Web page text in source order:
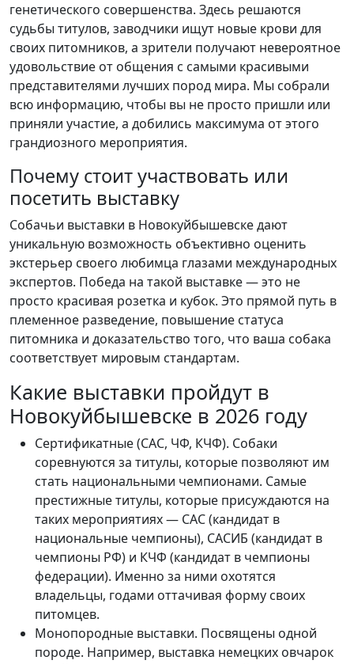
генетического совершенства. Здесь решаются
судьбы титулов, заводчики ищут новые крови для
своих питомников, а зрители получают невероятное
удовольствие от общения с самыми красивыми
представителями лучших пород мира. Мы собрали
всю информацию, чтобы вы не просто пришли или
приняли участие, а добились максимума от этого
грандиозного мероприятия.
Почему стоит участвовать или
посетить выставку
Собачьи выставки в Новокуйбышевске дают
уникальную возможность объективно оценить
экстерьер своего любимца глазами международных
экспертов. Победа на такой выставке — это не
просто красивая розетка и кубок. Это прямой путь в
племенное разведение, повышение статуса
питомника и доказательство того, что ваша собака
соответствует мировым стандартам.
Какие выставки пройдут в
Новокуйбышевске в 2026 году
Сертификатные (CAC, ЧФ, КЧФ). Собаки
соревнуются за титулы, которые позволяют им
стать национальными чемпионами. Самые
престижные титулы, которые присуждаются на
таких мероприятиях — САС (кандидат в
национальные чемпионы), САСИБ (кандидат в
чемпионы РФ) и КЧФ (кандидат в чемпионы
федерации). Именно за ними охотятся
владельцы, годами оттачивая форму своих
питомцев.
Монопородные выставки. Посвящены одной
породе. Например, выставка немецких овчарок